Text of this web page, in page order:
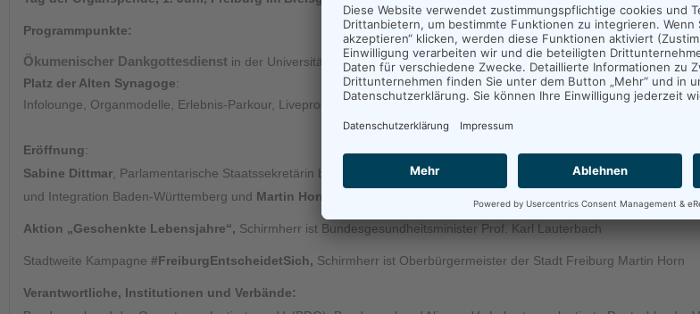
Programmpunkte:
Ökumenischer Dankgottesdienst in der Universitätskirche
Platz der Alten Synagoge:
Infolounge, Organmodelle, Erlebnis-Parkour, Liveprogramm, Musik
Eröffnung:
Sabine Dittmar, Parlamentarische Staatssekretärin beim Bundesminister für Gesundheit, MdB, Leonie Dirks
,
und Integration Baden-Württemberg und Martin Horn , Oberbürgermeister der Stadt Freiburg
Aktion „Geschenkte Lebensjahre“, Schirmherr ist Bundesgesundheitsminister Prof. Karl Lauterbach
Stadtweite Kampagne #FreiburgEntscheidetSich, Schirmherr ist Oberbürgermeister der Stadt Freiburg Martin Horn
Verantwortliche, Institutionen und Verbände: